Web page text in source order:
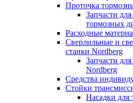
Проточка
Запчасти
тормозных
Расходные
Сверлильные и
станки Nordberg
Запчасти
Nordberg
Средства
Стойки
Насадки для